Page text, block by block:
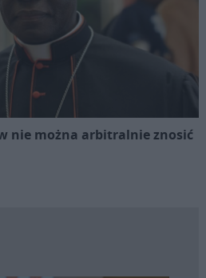
nie można arbitralnie znosić